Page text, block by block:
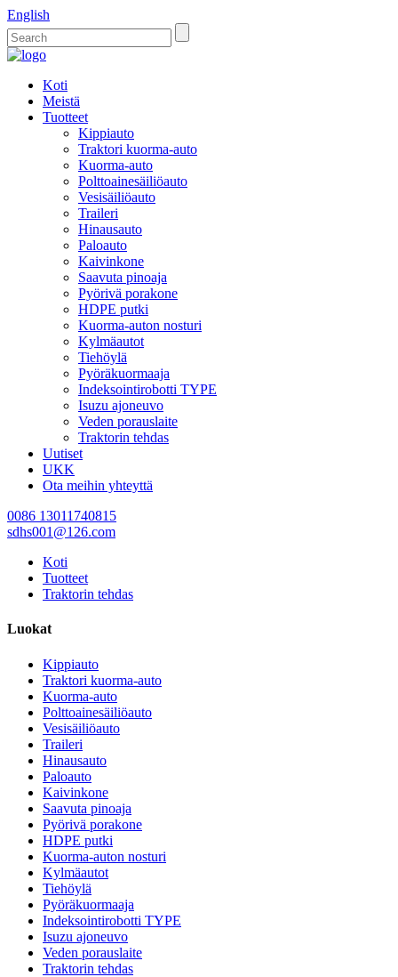
English
Koti
Meistä
Tuotteet
Kippiauto
Traktori kuorma-auto
Kuorma-auto
Polttoainesäiliöauto
Vesisäiliöauto
Traileri
Hinausauto
Paloauto
Kaivinkone
Saavuta pinoaja
Pyörivä porakone
HDPE putki
Kuorma-auton nosturi
Kylmäautot
Tiehöylä
Pyöräkuormaaja
Indeksointirobotti TYPE
Isuzu ajoneuvo
Veden porauslaite
Traktorin tehdas
Uutiset
UKK
Ota meihin yhteyttä
0086 13011740815
sdhs001@126.com
Koti
Tuotteet
Traktorin tehdas
Luokat
Kippiauto
Traktori kuorma-auto
Kuorma-auto
Polttoainesäiliöauto
Vesisäiliöauto
Traileri
Hinausauto
Paloauto
Kaivinkone
Saavuta pinoaja
Pyörivä porakone
HDPE putki
Kuorma-auton nosturi
Kylmäautot
Tiehöylä
Pyöräkuormaaja
Indeksointirobotti TYPE
Isuzu ajoneuvo
Veden porauslaite
Traktorin tehdas